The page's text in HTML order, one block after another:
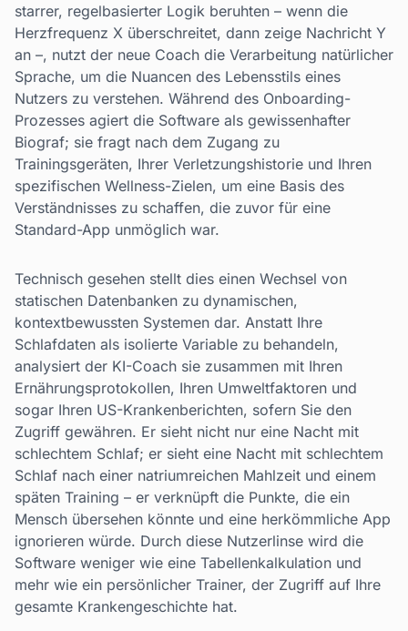
starrer, regelbasierter Logik beruhten – wenn die
Herzfrequenz X überschreitet, dann zeige Nachricht Y
an –, nutzt der neue Coach die Verarbeitung natürlicher
Sprache, um die Nuancen des Lebensstils eines
Nutzers zu verstehen. Während des Onboarding-
Prozesses agiert die Software als gewissenhafter
Biograf; sie fragt nach dem Zugang zu
Trainingsgeräten, Ihrer Verletzungshistorie und Ihren
spezifischen Wellness-Zielen, um eine Basis des
Verständnisses zu schaffen, die zuvor für eine
Standard-App unmöglich war.
Technisch gesehen stellt dies einen Wechsel von
statischen Datenbanken zu dynamischen,
kontextbewussten Systemen dar. Anstatt Ihre
Schlafdaten als isolierte Variable zu behandeln,
analysiert der KI-Coach sie zusammen mit Ihren
Ernährungsprotokollen, Ihren Umweltfaktoren und
sogar Ihren US-Krankenberichten, sofern Sie den
Zugriff gewähren. Er sieht nicht nur eine Nacht mit
schlechtem Schlaf; er sieht eine Nacht mit schlechtem
Schlaf nach einer natriumreichen Mahlzeit und einem
späten Training – er verknüpft die Punkte, die ein
Mensch übersehen könnte und eine herkömmliche App
ignorieren würde. Durch diese Nutzerlinse wird die
Software weniger wie eine Tabellenkalkulation und
mehr wie ein persönlicher Trainer, der Zugriff auf Ihre
gesamte Krankengeschichte hat.